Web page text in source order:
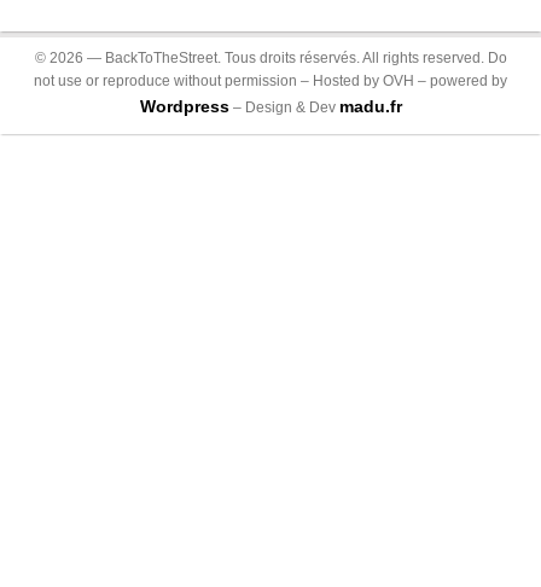
© 2026 — BackToTheStreet. Tous droits réservés. All rights reserved. Do
not use or reproduce without permission – Hosted by OVH – powered by
Wordpress– Design & Dev madu.fr